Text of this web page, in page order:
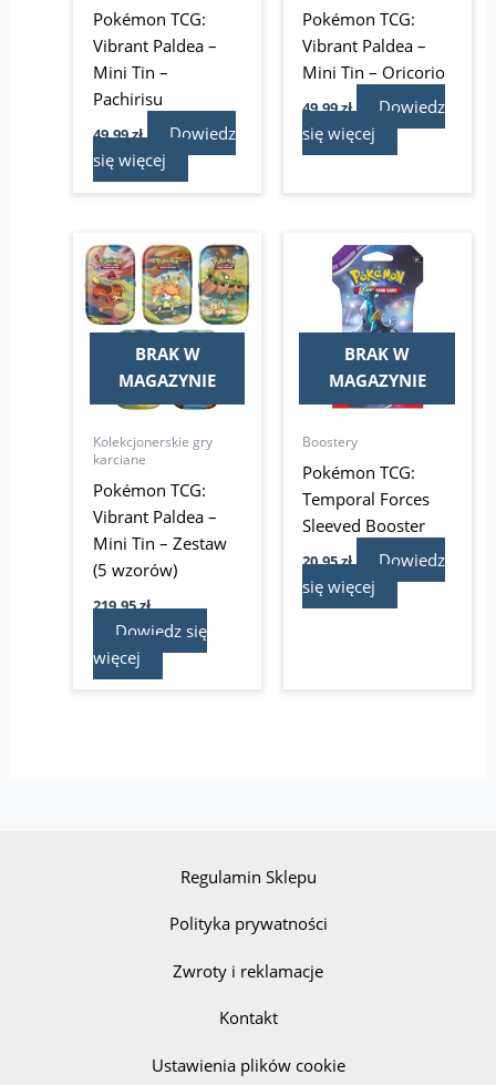
Pokémon TCG:
Vibrant Paldea –
Mini Tin –
Pachirisu
49,99zł
Dowiedz
się więcej
Pokémon TCG:
Vibrant Paldea –
Mini Tin – Oricorio
49,99zł
Dowiedz
się więcej
BRAK W
MAGAZYNIE
Kolekcjonerskie gry
karciane
Pokémon TCG:
Vibrant Paldea –
Mini Tin – Zestaw
(5 wzorów)
219,95zł
Dowiedz się
więcej
BRAK W
MAGAZYNIE
Boostery
Pokémon TCG:
Temporal Forces
Sleeved Booster
20,95zł
Dowiedz
się więcej
Regulamin Sklepu
Polityka prywatności
Zwroty i reklamacje
Kontakt
Ustawienia plików cookie